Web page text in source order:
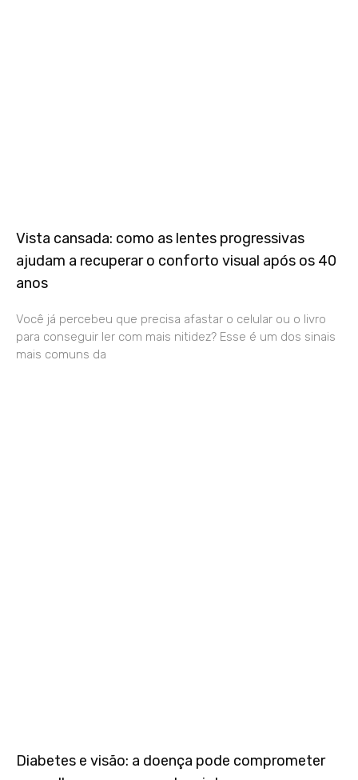
Vista cansada: como as lentes progressivas
ajudam a recuperar o conforto visual após os 40
anos
Você já percebeu que precisa afastar o celular ou o livro
para conseguir ler com mais nitidez? Esse é um dos sinais
mais comuns da
Diabetes e visão: a doença pode comprometer